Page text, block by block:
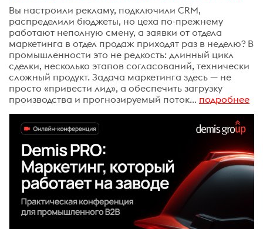
Вы настроили рекламу, подключили CRM,
распределили бюджеты, но цеха по-прежнему
работают неполную смену, а заявки от отдела
маркетинга в отдел продаж приходят раз в неделю? В
промышленности это не редкость: длинный цикл
сделки, несколько этапов согласований, технически
сложный продукт. Задача маркетинга здесь — не
просто «привести лид», а обеспечить загрузку
производства и прогнозируемый поток... подробнее